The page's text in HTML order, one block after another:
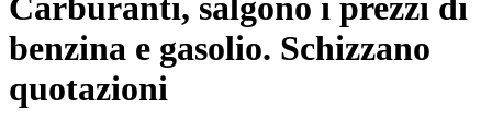
Carburanti, salgono i prezzi di
benzina e gasolio. Schizzano
quotazioni